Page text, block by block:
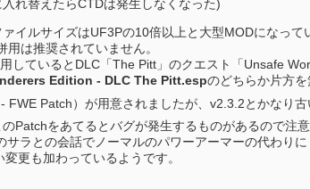
れ替えたらCTDは発生しなくなった)
イルサイズはUF3Pの10倍以上と大型MODになって
は推奨されていません。
しているとDLC「The Pitt」のクエスト「Unsafe
Edition - DLC The Pitt.espのどちらか片方を
Patch）が用意されましたが、v2.3.2とかなり古
Patchをあてるとバグが発生するものがあるので注意
サラとの会話でノーマルのパワーアーマーの代わり
更も加わっているようです。